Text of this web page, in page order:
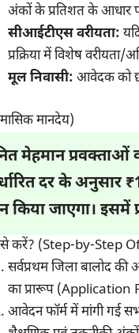
अंकों के प्रतिशत के आधार
सीआईटीएस वरीयता:
प्रक्रिया में विशेष वरीयता/
मूल निवासी: आवेदक को
मानदेय)
मेहमान प्रवक्ताओं
दर के अनुसार
किया जाएगा। इसमें
करें? (Step-by-Step
सर्वप्रथम जिला बालोद
का प्रारूप (Application
आवेदन फॉर्म में मांगी गई